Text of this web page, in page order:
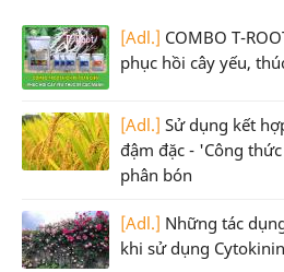
[Adl.] COMBO T-
phục hồi cây yếu,
[Adl.] Sử dụng kết
đậm đặc - 'Công
phân bón
[Adl.] Những tác
khi sử dụng